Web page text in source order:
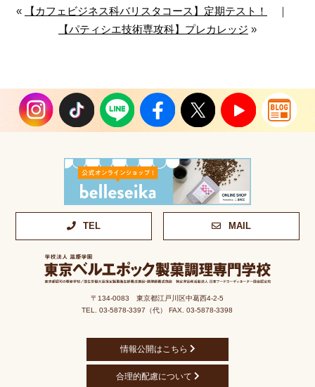
« 【カフェビジネス科バリスタコース】定期テスト！
【パティシエ技術専攻科】プレカレッジ »
TEL MAIL
〒134-0083 東京都江戸川区中葛西4-2-5
TEL. 03-5878-3397（代） FAX. 03-5878-3398
情報公開はこちら
合理的配慮について